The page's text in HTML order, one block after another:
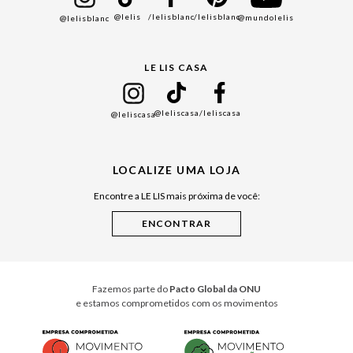
Black Friday
Cuidados Casa
@lelisblanc @lelis /lelisblanc/lelisblanc@mundolelis
LE LIS CASA
@leliscasa@leliscasa/leliscasa
LOCALIZE UMA LOJA
Encontre a LE LIS mais próxima de você:
Fazemos parte do Pacto Global da ONU
e estamos comprometidos com os movimentos